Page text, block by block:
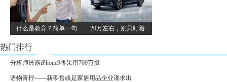
什么是教育？简单一句 20万左右，别只盯着
热门排行
分析师透露iPhone9将采用700万摄
语物青柠——新零售或是家居用品企业谋求出